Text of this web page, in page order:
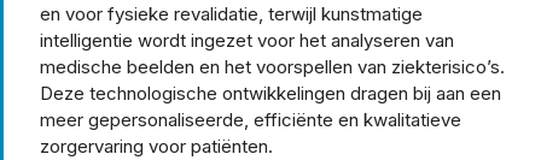
en voor fysieke revalidatie, terwijl kunstmatige
intelligentie wordt ingezet voor het analyseren van
medische beelden en het voorspellen van ziekterisico’s.
Deze technologische ontwikkelingen dragen bij aan een
meer gepersonaliseerde, efficiënte en kwalitatieve
zorgervaring voor patiënten.